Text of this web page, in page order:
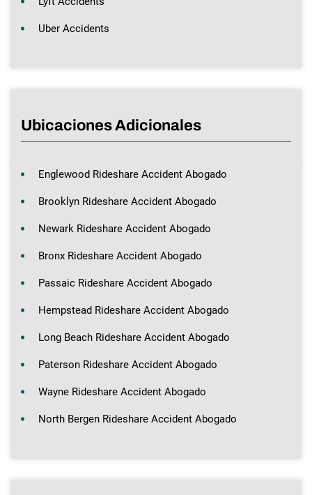
Uber Accidents
Ubicaciones Adicionales
Englewood Rideshare Accident Abogado
Brooklyn Rideshare Accident Abogado
Newark Rideshare Accident Abogado
Bronx Rideshare Accident Abogado
Passaic Rideshare Accident Abogado
Hempstead Rideshare Accident Abogado
Long Beach Rideshare Accident Abogado
Paterson Rideshare Accident Abogado
Wayne Rideshare Accident Abogado
North Bergen Rideshare Accident Abogado